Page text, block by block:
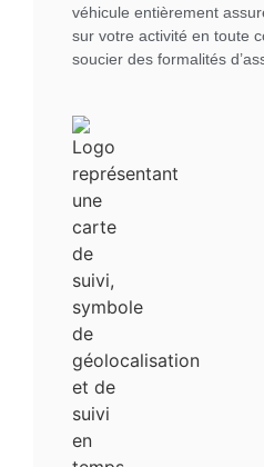
véhicule entièrement
sur votre activité en toute
soucier des formalités